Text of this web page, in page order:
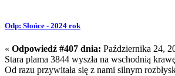
Odp: Słońce - 2024 rok
« Odpowiedź #407 dnia: Października 24,
Stara plama 3844 wyszła na wschodnią
Od razu przywitała się z nami silnym